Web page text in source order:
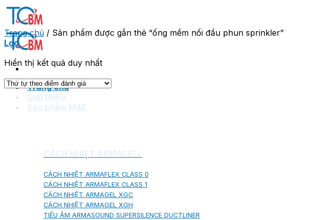
Skip
content
Trang chủ
Giới thiệu
Sản phẩm M&E
CÁCH NHIỆT ARMACELL
CÁCH NHIỆT ARMAFLEX CLASS 0
CÁCH NHIỆT ARMAFLEX CLASS 1
CÁCH NHIỆT ARMAGEL XGC
CÁCH NHIỆT ARMAGEL XGH
TIÊU ÂM ARMASOUND SUPERSILENCE DUCTLINER
Trang chủ / Sản phẩm được gắn thẻ “ống mềm nối đầu phun sprinkler”
Lọc
Hiển thị kết quả duy nhất